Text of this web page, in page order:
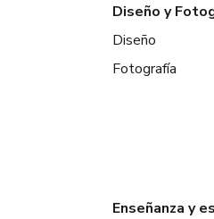
Diseño y
Diseño
Fotografía
Enseñanza y